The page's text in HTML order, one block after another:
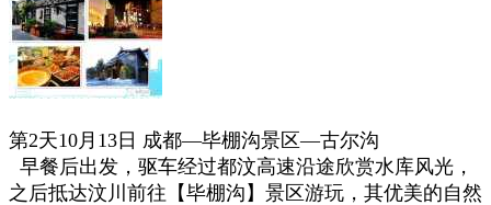
第2天10月13日 成都—毕棚沟景区—古尔沟
早餐后出发，驱车经过都汶高速沿途欣赏水库风光，
之后抵达汶川前往【毕棚沟】景区游玩，其优美的自然